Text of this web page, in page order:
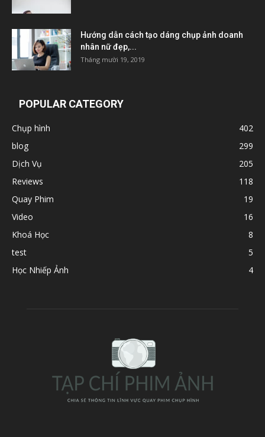
Hướng dẫn cách tạo dáng chụp ảnh doanh
nhân nữ đẹp,...
Tháng mười 19, 2019
POPULAR CATEGORY
Chụp hình
402
blog
299
Dịch Vụ
205
Reviews
118
Quay Phim
19
Video
16
Khoá Học
8
test
5
Học Nhiếp Ảnh
4